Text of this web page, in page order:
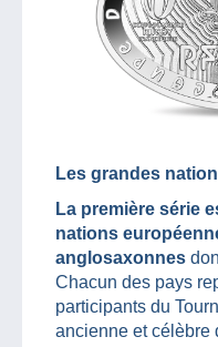
Les grandes
La première série
nations
anglosaxonnes
Chacun des pays
participants du
ancienne et célèbre